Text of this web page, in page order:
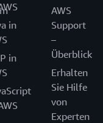
in
in
AWS
Support
–
Überblick
Erhalten
Sie Hilfe
von
Experten